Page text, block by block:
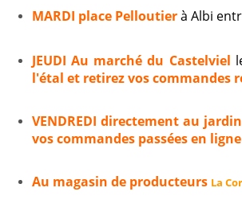
MARDI place Pelloutierà Albi
JEUDI Au marché du Castelviel
l'étal et retirez vos commandes
VENDREDI directement au
vos commandes passées en ligne
Au magasin de producteurs La